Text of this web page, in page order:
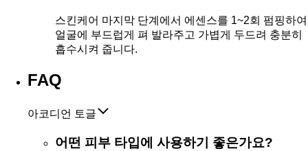
스킨케어 마지막 단계에서 에센스를 1~2회 펌핑하여
얼굴에 부드럽게 펴 발라주고 가볍게 두드려 충분히
흡수시켜 줍니다.
FAQ
아코디언 토글
어떤 피부 타입에 사용하기 좋은가요?